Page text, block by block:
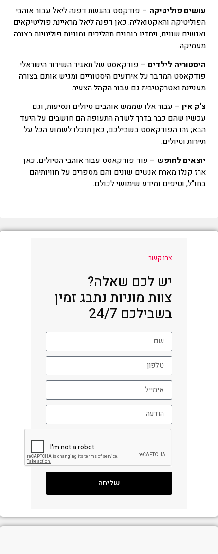
עושים פוליטיקה – פודקסט בהגשת דפנה ליאל עבור אוהבי
הפוליטיקה והאקטואליה. כאן דפנה ליאל מראיינת פוליטיקאים
ואנשים שונים, ויחדיו בוחנים תהליכים וסוגיות פוליטיות בצורה
מעמיקה.
היסטוריה לילדים – פודקאסט של תאגיד השידור הישראלי.
פודקאסט המדבר על אירועים היסטוריים ומגיש אותם בצורה
מעניינת ואטרקטיבית גם עבור הקהל הצעיר.
צ‘ק אין – עבור אלו שממש אוהבים טיולים ונסיעות, וגם
עכשיו שהם כבר בדרך לשדה התעופה הם חושבים על היעד
הבא; זהו הפודקאסט בשבילכם, כאן תוכלו לשמוע הכל על
תיירות וטיולים.
יוצאים לחופש – עוד פודקאסט עבור אוהבי הטיולים. כאן
ארז קנלו מארח אנשים שונים והם מספרים על חוויותיהם
בחו“ל, וטיפים ומידע שימושי לכולם.
צרו קשר
יש לכם שאלה?
צוות מוניות נתבג זמין
בשבילכם 24/7
שליחה